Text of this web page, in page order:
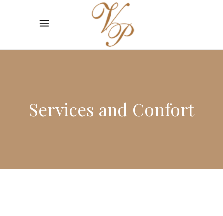
Services and Confort